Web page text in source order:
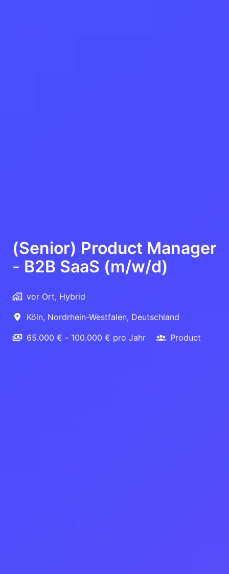
(Senior) Product Manager
- B2B SaaS (m/w/d)
vor Ort, Hybrid
Köln, Nordrhein-Westfalen, Deutschland
65.000 € - 100.000 € pro Jahr
Product